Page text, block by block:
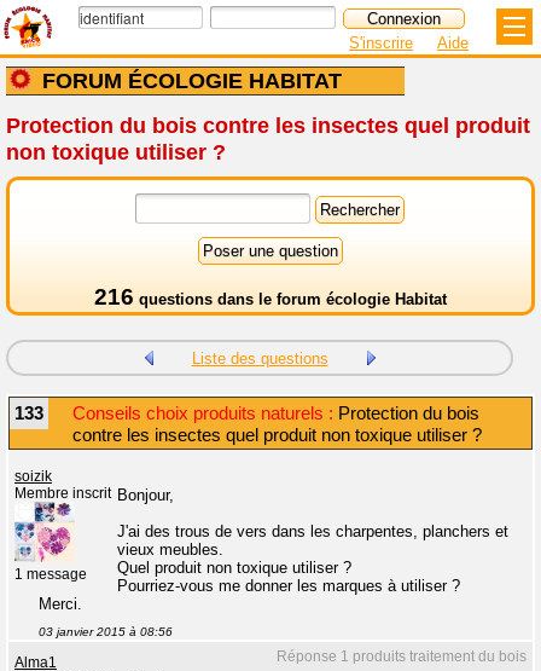
FORUM ÉCOLOGIE HABITAT
S'inscrire Aide
Protection du bois contre les insectes quel produit
non toxique utiliser ?
216 questions dans le forum écologie Habitat
Liste des questions
133 Conseils choix produits naturels : Protection du bois
contre les insectes quel produit non toxique utiliser ?
soizik
Membre inscrit
1 message
Bonjour,
J'ai des trous de vers dans les charpentes, planchers et
vieux meubles.
Quel produit non toxique utiliser ?
Pourriez-vous me donner les marques à utiliser ?
Merci.
03 janvier 2015 à 08:56
Réponse 1 produits traitement du bois
Alma1